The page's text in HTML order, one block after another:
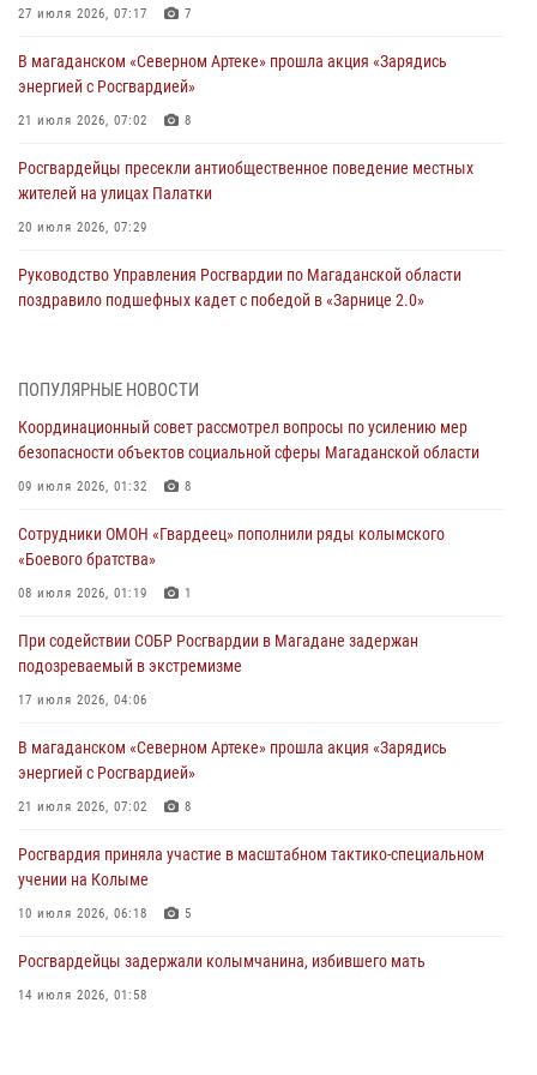
27 июля 2026, 07:17 7
В магаданском «Северном Артеке» прошла акция «Зарядись
энергией с Росгвардией»
21 июля 2026, 07:02 8
Росгвардейцы пресекли антиобщественное поведение местных
жителей на улицах Палатки
20 июля 2026, 07:29
Руководство Управления Росгвардии по Магаданской области
поздравило подшефных кадет с победой в «Зарнице 2.0»
При содействии СОБР Росгвардии в Магадане задержан
17 июля 2026, 04:06
«Каникулы с Росгвардией» продолжаются на Колыме
Начальник Главного штаба – первый заместитель директора
Росгвардии Герой России генерал-полковник Сергей Бойко
15 июля 2026, 06:21
Кинологический тандем из Магадана завоевал бронзу на
ПОПУЛЯРНЫЕ НОВОСТИ
Координационный совет рассмотрел вопросы по усилению мер
безопасности объектов социальной сферы Магаданской области
09 июля 2026, 01:32 8
Сотрудники ОМОН «Гвардеец» пополнили ряды колымского
«Боевого братства»
08 июля 2026, 01:19 1
При содействии СОБР Росгвардии в Магадане задержан
подозреваемый в экстремизме
17 июля 2026, 04:06
В магаданском «Северном Артеке» прошла акция «Зарядись
энергией с Росгвардией»
21 июля 2026, 07:02 8
Росгвардия приняла участие в масштабном тактико-специальном
учении на Колыме
10 июля 2026, 06:18 5
Росгвардейцы задержали колымчанина, избившего мать
14 июля 2026, 01:58